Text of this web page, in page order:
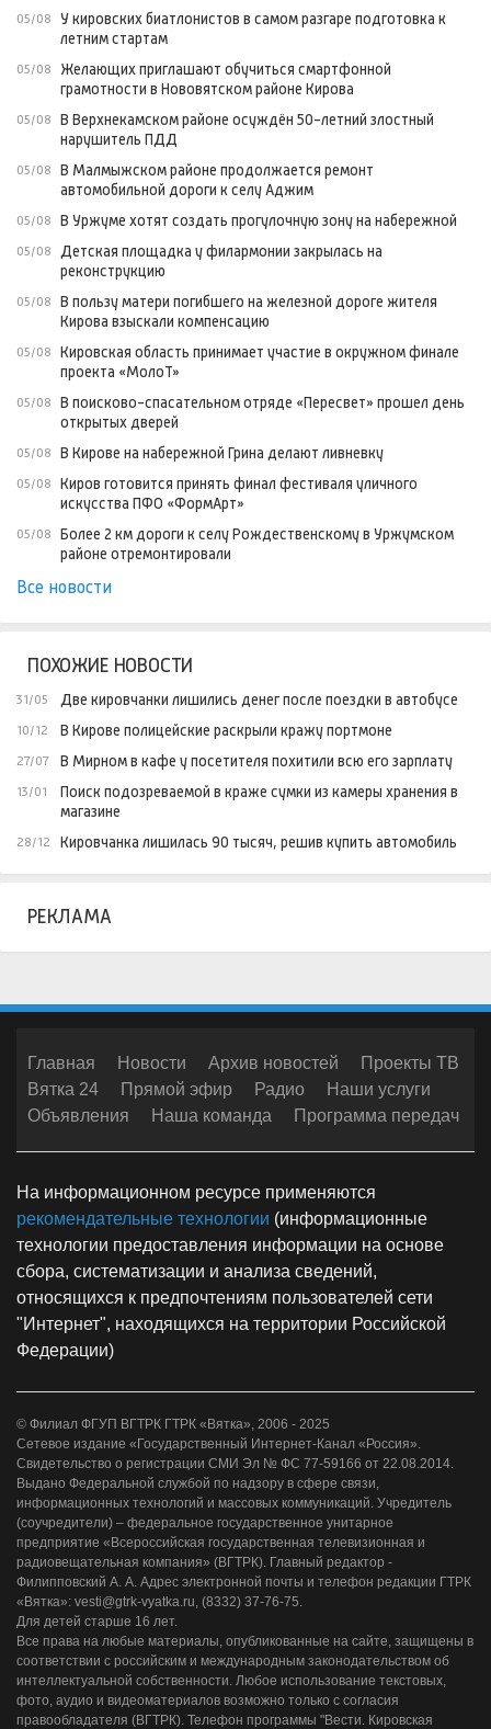
05/08
У кировских биатлонистов в самом разгаре подготовка к
летним стартам
05/08
Желающих приглашают обучиться смартфонной
грамотности в Нововятском районе Кирова
05/08
В Верхнекамском районе осуждён 50-летний злостный
нарушитель ПДД
05/08
В Малмыжском районе продолжается ремонт
автомобильной дороги к селу Аджим
05/08 В Уржуме хотят создать прогулочную зону на набережной
05/08
Детская площадка у филармонии закрылась на
реконструкцию
05/08
В пользу матери погибшего на железной дороге жителя
Кирова взыскали компенсацию
05/08
Кировская область принимает участие в окружном финале
проекта «МолоТ»
05/08
В поисково-спасательном отряде «Пересвет» прошел день
открытых дверей
05/08 В Кирове на набережной Грина делают ливневку
05/08
Киров готовится принять финал фестиваля уличного
искусства ПФО «ФормАрт»
05/08
Более 2 км дороги к селу Рождественскому в Уржумском
районе отремонтировали
Все новости
ПОХОЖИЕ НОВОСТИ
31/05 Две кировчанки лишились денег после поездки в автобусе
10/12 В Кирове полицейские раскрыли кражу портмоне
27/07 В Мирном в кафе у посетителя похитили всю его зарплату
13/01
Поиск подозреваемой в краже сумки из камеры хранения в
магазине
28/12 Кировчанка лишилась 90 тысяч, решив купить автомобиль
РЕКЛАМА
Главная Новости Архив новостей
Проекты ТВ
Вятка 24
Прямой эфир Радио
Наши услуги
Объявления
Наша команда Программа передач
На информационном ресурсе применяются
рекомендательные технологии (информационные
технологии предоставления информации на основе
сбора, систематизации и анализа сведений,
относящихся к предпочтениям пользователей сети
"Интернет", находящихся на территории Российской
Федерации)
© Филиал ФГУП ВГТРК ГТРК «Вятка», 2006 - 2025
Сетевое издание «Государственный Интернет-Канал «Россия».
Свидетельство о регистрации СМИ Эл № ФС 77-59166 от 22.08.2014.
Выдано Федеральной службой по надзору в сфере связи,
информационных технологий и массовых коммуникаций. Учредитель
(соучредители) – федеральное государственное унитарное
предприятие «Всероссийская государственная телевизионная и
радиовещательная компания» (ВГТРК). Главный редактор -
Филипповский А. А. Адрес электронной почты и телефон редакции ГТРК
«Вятка»: vesti@gtrk-vyatka.ru, (8332) 37-76-75.
Для детей старше 16 лет.
Все права на любые материалы, опубликованные на сайте, защищены в
соответствии с российским и международным законодательством об
интеллектуальной собственности. Любое использование текстовых,
фото, аудио и видеоматериалов возможно только с согласия
правообладателя (ВГТРК). Телефон программы "Вести. Кировская